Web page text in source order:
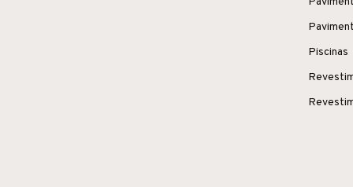
Piscinas